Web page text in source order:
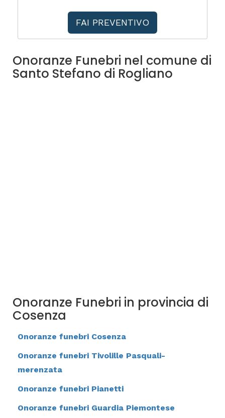
FAI PREVENTIVO
Onoranze Funebri nel comune di
Santo Stefano di Rogliano
Onoranze Funebri in provincia di
Cosenza
Onoranze funebri Cosenza
Onoranze funebri Tivolille Pasquali-
merenzata
Onoranze funebri Pianetti
Onoranze funebri Guardia Piemontese